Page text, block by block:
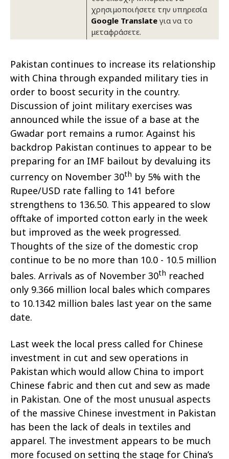
χρησιμοποιήσετε την υπηρεσία
Google Translateγια να το
μεταφράσετε.
Pakistan continues to increase its relationship
with China through expanded military ties in
order to boost security in the country.
Discussion of joint military exercises was
announced while the issue of a base at the
Gwadar port remains a rumor. Against his
backdrop Pakistan continues to appear to be
preparing for an IMF bailout by devaluing its
currency on November 30th by 5% with the
Rupee/USD rate falling to 141 before
strengthens to 136.50. This appeared to slow
offtake of imported cotton early in the week
but improved as the week progressed.
Thoughts of the size of the domestic crop
continue to be no more than 10.0 - 10.5 million
bales. Arrivals as of November 30th reached
only 9.366 million local bales which compares
to 10.1342 million bales last year on the same
date.
Last week the local press called for Chinese
investment in cut and sew operations in
Pakistan which would allow China to import
Chinese fabric and then cut and sew as made
in Pakistan. One of the most unusual aspects
of the massive Chinese investment in Pakistan
has been the lack of deals in textiles and
apparel. The investment appears to be much
more focused on setting the stage for China’s